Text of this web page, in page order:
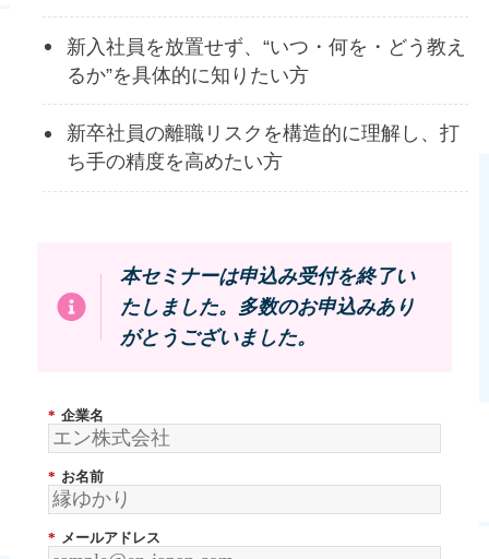
新入社員を放置せず、“いつ・何を・どう教え
るか”を具体的に知りたい方
新卒社員の離職リスクを構造的に理解し、打
ち手の精度を高めたい方
本セミナーは申込み受付を終了い
たしました。多数のお申込みあり
がとうございました。
* 企業名
* お名前
* メールアドレス